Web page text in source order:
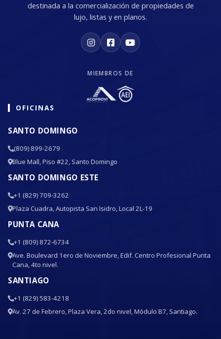
destinada a la comercialización de propiedades de
lujo, listas y en planos.
MIEMBROS DE
OFICINAS
SANTO DOMINGO
(809) 899-2679
Blue Mall, Piso #22, Santo Domingo
SANTO DOMINGO ESTE
+1 (829) 709-3262
Plaza Cuadra, Autopista San Isidro, Local 2L-19
PUNTA CANA
+1 (809) 872-6734
Ave. Boulevard 1ero de Noviembre, Edif. Centro Profesional Punta
Cana, 4to nivel.
SANTIAGO
+1 (829) 583-4218
Av. 27 de Febrero, Plaza Vera, 2do nivel, Módulo B7, Santiago.